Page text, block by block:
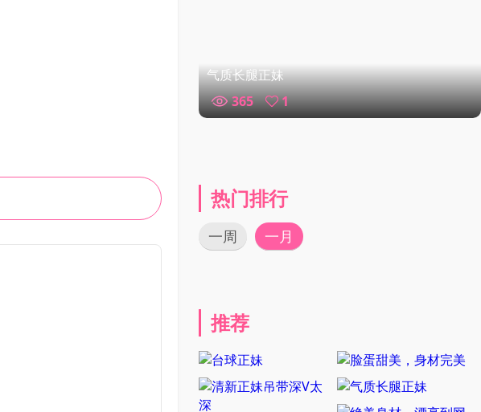
气质长腿正妹
365
1
热门排行
一周 一月
推荐